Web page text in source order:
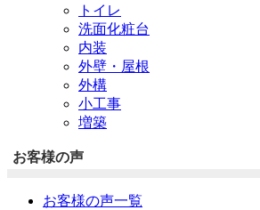
トイレ
洗面化粧台
内装
外壁・屋根
外構
小工事
増築
お客様の声
お客様の声一覧